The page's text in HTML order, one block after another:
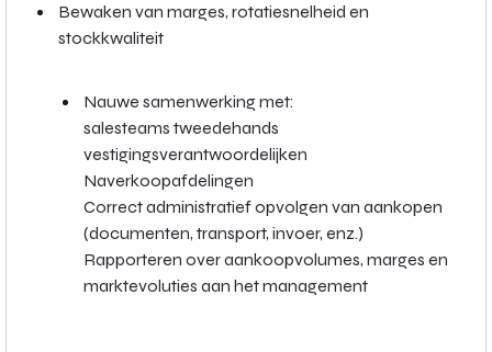
Bewaken van marges, rotatiesnelheid en
stockkwaliteit
Nauwe samenwerking met:
salesteams tweedehands
vestigingsverantwoordelijken
Naverkoopafdelingen
Correct administratief opvolgen van aankopen
(documenten, transport, invoer, enz.)
Rapporteren over aankoopvolumes, marges en
marktevoluties aan het management